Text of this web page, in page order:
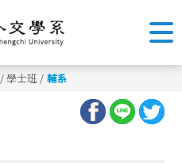
/學士班 / 輔系